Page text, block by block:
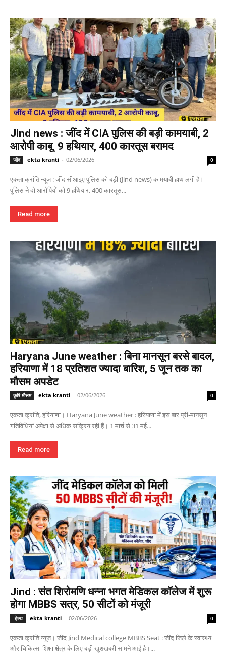
Jind news : जींद में CIA पुलिस की बड़ी कामयाबी, 2
आरोपी काबू, 9 हथियार, 400 कारतूस बरामद
जींद ekta kranti - 02/06/2026 0
एकता क्रांति न्यूज : जींद सीआइए पुलिस को बड़ी (Jind news) कामयाबी हाथ लगी है।
पुलिस ने दो आरोपियों को 9 हथियार, 400 कारतूस...
Read more
Haryana June weather : बिना मानसून बरसे बादल,
हरियाणा में 18 प्रतिशत ज्यादा बारिश, 5 जून तक का
मौसम अपडेट
कृषि मौसम ekta kranti - 02/06/2026 0
एकता क्रांति, हरियाणा। Haryana June weather : हरियाणा में इस बार प्री-मानसून
गतिविधियां अपेक्षा से अधिक सक्रिय रही हैं। 1 मार्च से 31 मई...
Read more
Jind : संत शिरोमणि धन्ना भगत मेडिकल कॉलेज में शुरू
होगा MBBS सत्र, 50 सीटों को मंजूरी
हेल्थ ekta kranti - 02/06/2026 0
एकता क्रांति न्यूज। जींद Jind Medical college MBBS Seat : जींद जिले के स्वास्थ्य
और चिकित्सा शिक्षा क्षेत्र के लिए बड़ी खुशखबरी सामने आई है।...